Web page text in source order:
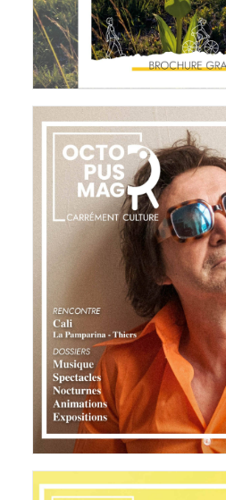
Octopus Magazine
24 juin 2026
LIRE LA SUITE